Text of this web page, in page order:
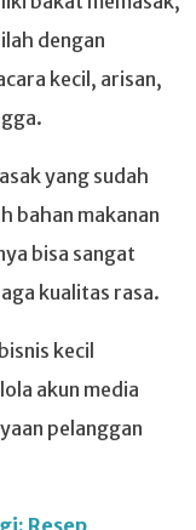
dengan
kecil, arisan,
yang sudah
bahan makanan
bisa sangat
kualitas rasa.
kecil
akun media
pelanggan
Resep